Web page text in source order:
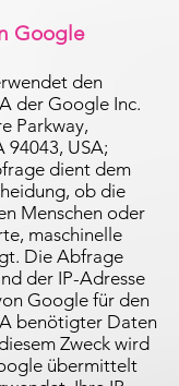
Google
den
der Google Inc.
Parkway,
94043, USA;
dient dem
ob die
Menschen oder
maschinelle
Die Abfrage
der IP-Adresse
Google für den
benötigter Daten
Zweck wird
übermittelt